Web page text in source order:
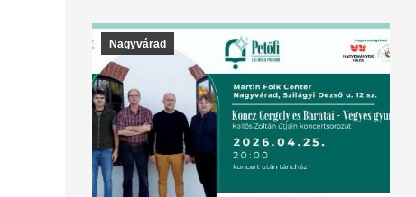
Nagyvárad